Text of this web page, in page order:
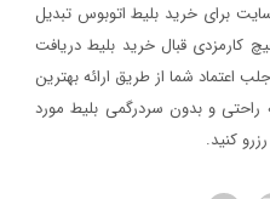
برای خرید بلیط اتوبوس تبدیل
سفر۷۲۴ از شما هیچ کارمزدی قبال خرید بلیط دریافت
اعتماد شما از طریق ارائه بهترین
راحتی و بدون سردرگمی بلیط مورد
کنید.